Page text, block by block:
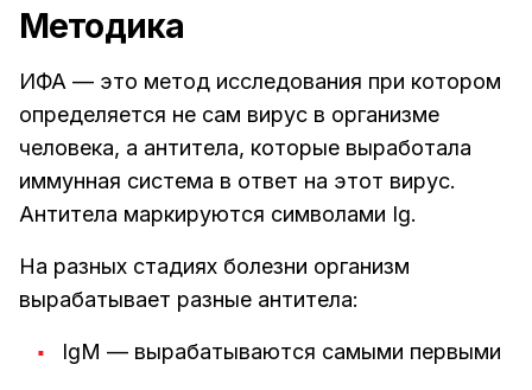
Методика
ИФА — это метод исследования при котором
определяется не сам вирус в организме
человека, а антитела, которые выработала
иммунная система в ответ на этот вирус.
Антитела маркируются символами Ig.
На разных стадиях болезни организм
вырабатывает разные антитела:
IgM — вырабатываются самыми первыми